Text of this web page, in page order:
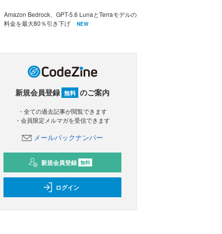
Amazon Bedrock、GPT-5.6 LunaとTerraモデルの
料金を最大80％引き下げ
NEW
新規会員登録 無料 のご案内
・全ての過去記事が閲覧できます
・会員限定メルマガを受信できます
メールバックナンバー
新規会員登録 無料
ログイン